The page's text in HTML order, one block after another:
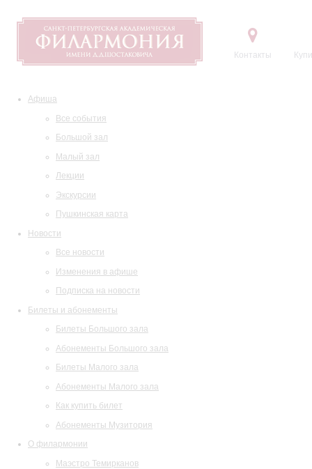
Контакты
Афиша
Все события
Большой зал
Малый зал
Лекции
Экскурсии
Пушкинская карта
Новости
Все новости
Изменения в афише
Подписка на новости
Билеты и абонементы
Билеты Большого зала
Абонементы Большого зала
Билеты Малого зала
Абонементы Малого зала
Как купить билет
Абонементы Музитория
О филармонии
Маэстро Темирканов